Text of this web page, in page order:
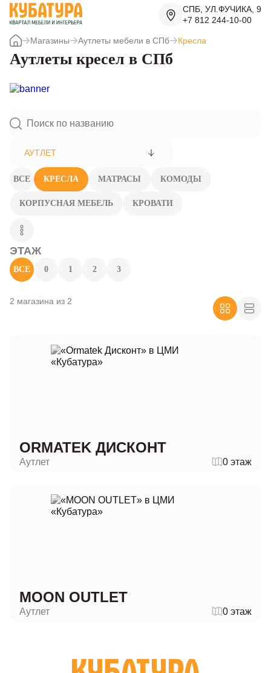
СПБ, УЛ.ФУЧИКА, 9
+7 812 244-10-00
Магазины Аутлеты мебели в СПб Кресла
Аутлеты кресел в СПб
АУТЛЕТ
ВСЕ КРЕСЛА МАТРАСЫ КОМОДЫ
КОРПУСНАЯ МЕБЕЛЬ КРОВАТИ
ЭТАЖ
ВСЕ 0 1 2 3
2 магазина из 2
ORMATEK ДИСКОНТ
Аутлет 0 этаж
MOON OUTLET
Аутлет 0 этаж